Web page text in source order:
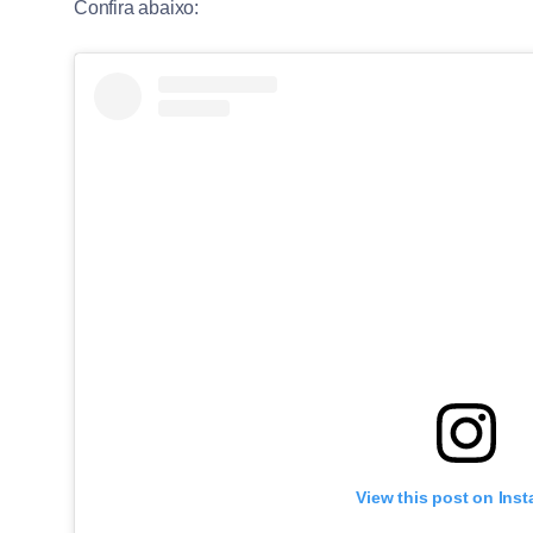
Confira abaixo:
View this post on